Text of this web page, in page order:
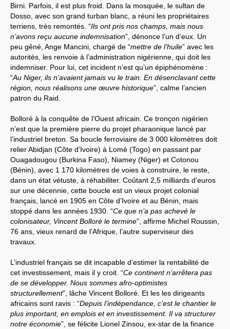
Birni. Parfois, il est plus froid. Dans la mosquée, le sultan de
Dosso, avec son grand turban blanc, a réuni les propriétaires
terriens, très remontés. “Ils ont pris nos champs, mais nous
n’avons reçu aucune indemnisation”, dénonce l’un d’eux. Un
peu gêné, Ange Mancini, chargé de “mettre de l’huile” avec les
autorités, les renvoie à l’administration nigérienne, qui doit les
indemniser. Pour lui, cet incident n’est qu’un épiphénomène :
“Au Niger, ils n’avaient jamais vu le train. En désenclavant cette
région, nous réalisons une œuvre historique”, calme l’ancien
patron du Raid.
Bolloré à la conquête de l’Ouest africain. Ce tronçon nigérien
n’est que la première pierre du projet pharaonique lancé par
l’industriel breton. Sa boucle ferroviaire de 3 000 kilomètres doit
relier Abidjan (Côte d’Ivoire) à Lomé (Togo) en passant par
Ouagadougou (Burkina Faso), Niamey (Niger) et Cotonou
(Bénin), avec 1 170 kilomètres de voies à construire, le reste,
dans un état vétuste, à réhabiliter. Coûtant 2,5 milliards d’euros
sur une décennie, cette boucle est un vieux projet colonial
français, lancé en 1905 en Côte d’Ivoire et au Bénin, mais
stoppé dans les années 1930. “Ce que n’a pas achevé le
colonisateur, Vincent Bolloré le termine”, affirme Michel Roussin,
76 ans, vieux renard de l’Afrique, l’autre superviseur des
travaux.
L’industriel français se dit incapable d’estimer la rentabilité de
cet investissement, mais il y croit. “Ce continent n’arrêtera pas
de se développer. Nous sommes afro-optimistes
structurellement”, lâche Vincent Bolloré. Et les les dirigeants
africains sont ravis : “Depuis l’indépendance, c’est le chantier le
plus important, en emplois et en investissement. Il va structurer
notre économie”, se félicite Lionel Zinsou, ex-star de la finance